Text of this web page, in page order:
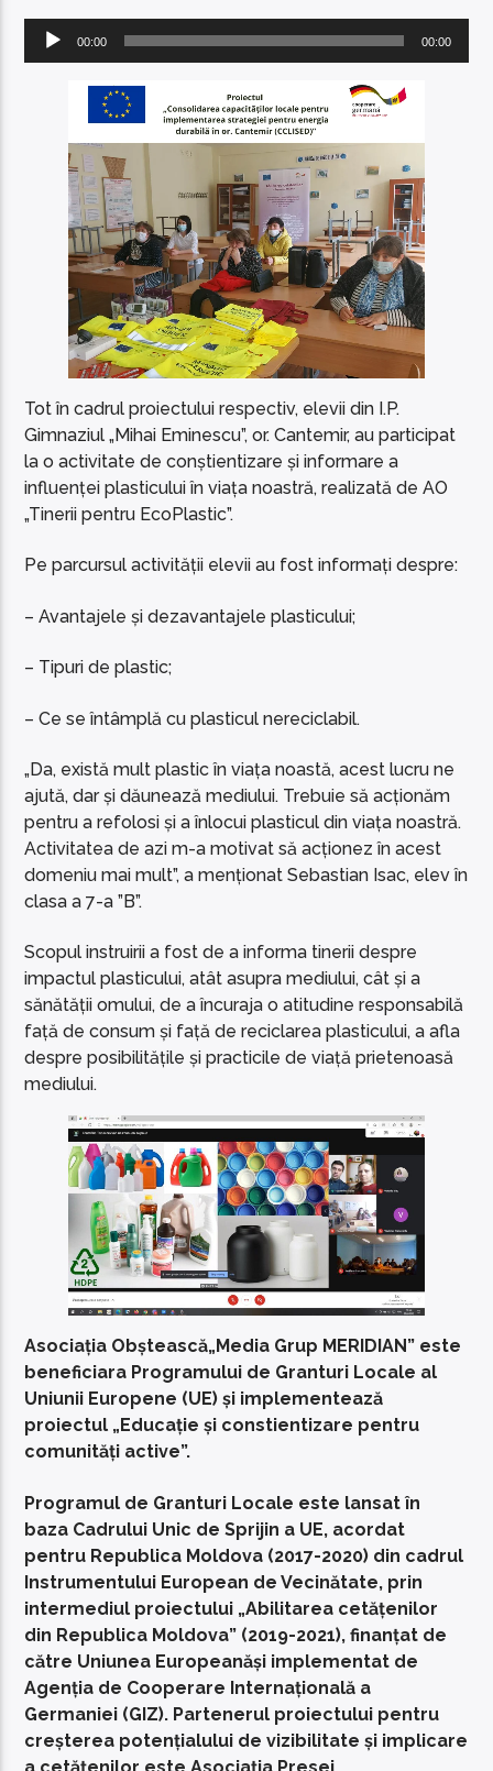
Player
00:00 00:00
Tot în cadrul proiectului respectiv, elevii din I.P.
Gimnaziul „Mihai Eminescu”, or. Cantemir, au participat
la o activitate de conștientizare și informare a
influenței plasticului în viața noastră, realizată de AO
„Tinerii pentru EcoPlastic”.
Pe parcursul activității elevii au fost informați despre:
– Avantajele și dezavantajele plasticului;
– Tipuri de plastic;
– Ce se întâmplă cu plasticul nereciclabil.
„Da, există mult plastic în viața noastă, acest lucru ne
ajută, dar și dăunează mediului. Trebuie să acționăm
pentru a refolosi și a înlocui plasticul din viața noastră.
Activitatea de azi m-a motivat să acționez în acest
domeniu mai mult”, a menționat Sebastian Isac, elev în
clasa a 7-a ”B”.
Scopul instruirii a fost de a informa tinerii despre
impactul plasticului, atât asupra mediului, cât și a
sănătății omului, de a încuraja o atitudine responsabilă
față de consum și față de reciclarea plasticului, a afla
despre posibilitățile și practicile de viață prietenoasă
mediului.
Asociația Obștească„Media Grup MERIDIAN” este
beneficiara Programului de Granturi Locale al
Uniunii Europene (UE) și implementează
proiectul „Educație și constientizare pentru
comunități active”.
Programul de Granturi Locale este lansat în
baza Cadrului Unic de Sprijin a UE, acordat
pentru Republica Moldova (2017-2020) din cadrul
Instrumentului European de Vecinătate, prin
intermediul proiectului „Abilitarea cetățenilor
din Republica Moldova” (2019-2021), finanțat de
către Uniunea Europeanăși implementat de
Agenția de Cooperare Internațională a
Germaniei (GIZ). Partenerul proiectului pentru
creșterea potențialului de vizibilitate și implicare
a cetățenilor este Asociația Presei